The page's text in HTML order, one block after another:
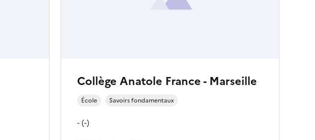
Collège Anatole France - Marseille
École Savoirs fondamentaux
- (-)